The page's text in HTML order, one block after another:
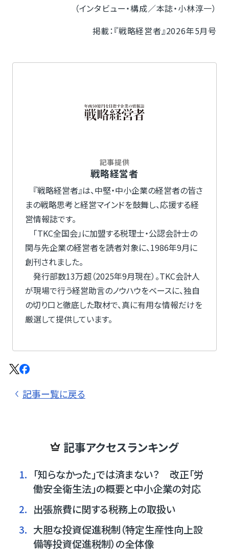
（インタビュー・構成／本誌・小林淳一）
掲載：『戦略経営者』2026年5月号
記事提供
戦略経営者
『戦略経営者』は、中堅・中小企業の経営者の皆さ
まの戦略思考と経営マインドを鼓舞し、応援する経
営情報誌です。
「TKC全国会」に加盟する税理士・公認会計士の
関与先企業の経営者を読者対象に、1986年9月に
創刊されました。
発行部数13万超（2025年9月現在）。TKC会計人
が現場で行う経営助言のノウハウをベースに、独自
の切り口と徹底した取材で、真に有用な情報だけを
厳選して提供しています。
記事ー覧に戻る
記事アクセスランキング
1. 「知らなかった」では済まない？ 改正「労
働安全衛生法」の概要と中小企業の対応
2. 出張旅費に関する税務上の取扱い
3. 大胆な投資促進税制（特定生産性向上設
備等投資促進税制）の全体像